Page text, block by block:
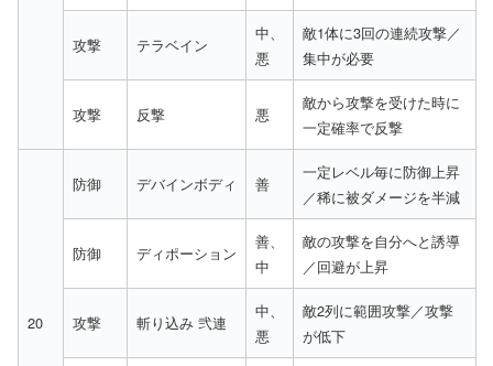
攻撃 テラベイン
中、
悪
敵1体に3回の連続攻撃／
集中が必要
攻撃 反撃 悪
敵から攻撃を受けた時に
一定確率で反撃
20
防御 デバインボディ 善
一定レベル毎に防御上昇
／稀に被ダメージを半減
防御 ディポーション
善、
中
敵の攻撃を自分へと誘導
／回避が上昇
攻撃 斬り込み 弐連
中、
悪
敵2列に範囲攻撃／攻撃
が低下